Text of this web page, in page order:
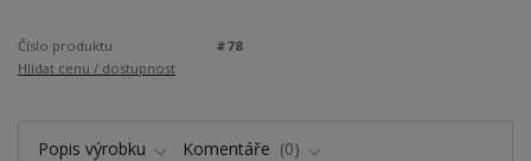
Číslo produktu
#78
Hlídat cenu / dostupnost
Popis výrobku Komentáře 0